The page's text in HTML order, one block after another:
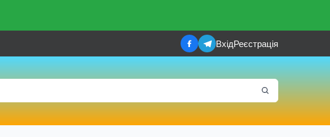
ВхідРеєстрація